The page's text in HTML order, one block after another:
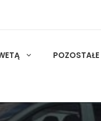
POZOSTAŁE